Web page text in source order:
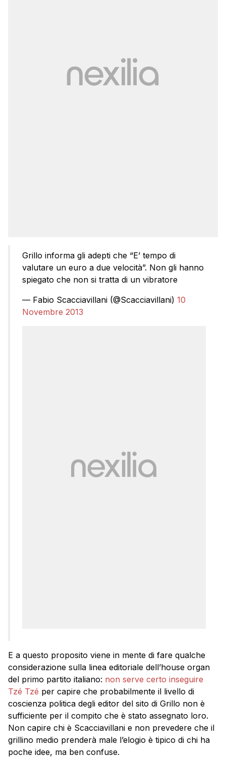
Grillo informa gli adepti che “E’ tempo di
valutare un euro a due velocità”. Non gli hanno
spiegato che non si tratta di un vibratore
— Fabio Scacciavillani (@Scacciavillani) 10
Novembre 2013
E a questo proposito viene in mente di fare qualche
considerazione sulla linea editoriale dell’house organ
del primo partito italiano: non serve certo inseguire
Tzé Tzé per capire che probabilmente il livello di
coscienza politica degli editor del sito di Grillo non è
sufficiente per il compito che è stato assegnato loro.
Non capire chi è Scacciavillani e non prevedere che il
grillino medio prenderà male l’elogio è tipico di chi ha
poche idee, ma ben confuse.